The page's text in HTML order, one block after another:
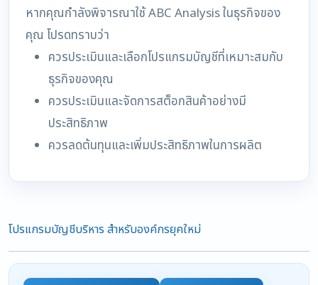
หากคุณกำลังพิจารณาใช้ ABC Analysis ในธุรกิจของ
คุณ โปรดทราบว่า
ควรประเมินและเลือกโปรแกรมบัญชีที่เหมาะสมกับ
ธุรกิจของคุณ
ควรประเมินและจัดการสต็อกสินค้าอย่างมี
ประสิทธิภาพ
ควรลดต้นทุนและเพิ่มประสิทธิภาพในการผลิต
โปรแกรมบัญชีบริหาร สำหรับองค์กรยุคใหม่